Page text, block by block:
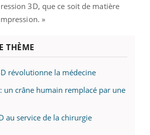
3D, que ce soit de matière
»
THÈME
révolutionne la médecine
un crâne humain remplacé par une
au service de la chirurgie